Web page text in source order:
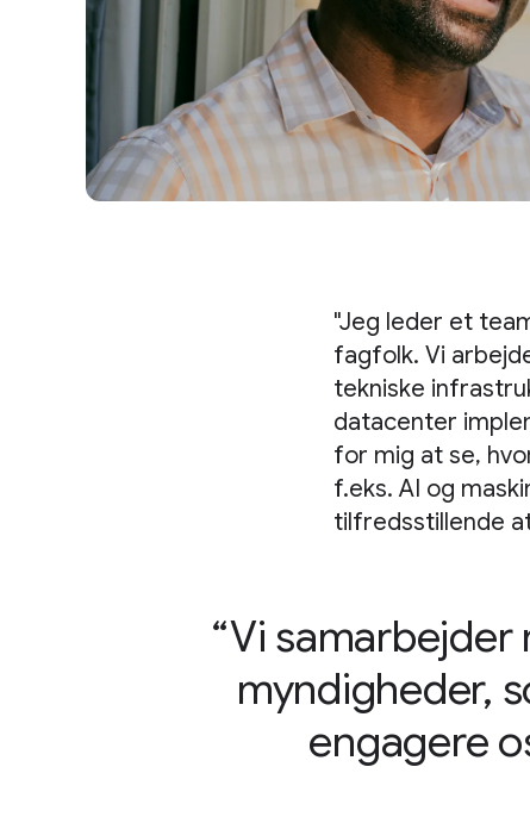
"Jeg leder et
fagfolk. Vi
tekniske
datacenter
for mig at se,
f.eks. AI og
tilfredsstillende
Vi
myndigheder,
engagere